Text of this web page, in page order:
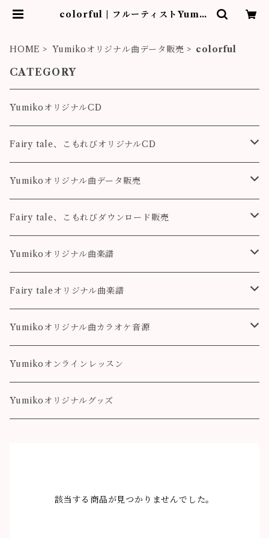
colorful | フルーティストYumik
HOME Yumikoオリジナル曲データ販売 colorful
CATEGORY
YumikoオリジナルCD
Fairy tale、こもれびオリジナルCD
Fairy tale
こもれび
Yumikoオリジナル曲データ販売
Pleasure
Destiny
Destiny
colorful
Fairy tale、こもれびダウンロード販売
Fairy tale
こもれび
Yumikoオリジナル曲楽譜
Pleasure
Destiny
colorful
Fairy taleオリジナル曲楽譜
Landscape
Fairy Song
Yumikoオリジナル曲カラオケ音源
Pleasure
Destiny
Yumikoオンラインレッスン
Yumikoオリジナルグッズ
該当する商品が見つかりませんでした。